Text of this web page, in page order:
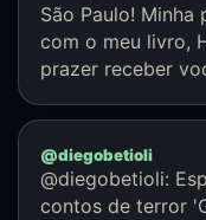
São Paulo! Minha
com o meu livro,
prazer receber
@diegobetioli
@diegobetioli:
contos de terror